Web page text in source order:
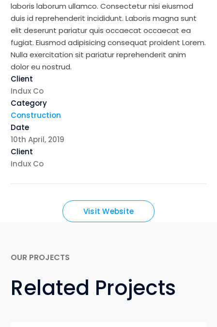
laboris laborum ullamco. Consectetur nisi eiusmod
duis id reprehenderit incididunt. Laboris magna sunt
elit deserunt pariatur quis occaecat occaecat ea
fugiat. Eiusmod adipisicing consequat proident Lorem.
Nulla exercitation sit pariatur reprehenderit anim
dolor eu nostrud.
Client
Indux Co
Category
Construction
Date
10th April, 2019
Client
Indux Co
Visit Website
OUR PROJECTS
Related Projects